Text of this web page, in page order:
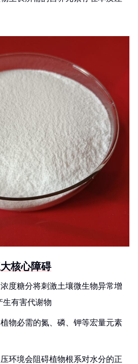
核心障碍
度糖分将刺激土壤微生物异常增
生有害代谢物
物必需的氮、磷、钾等宏量元素
环境会阻碍植物根系对水分的正